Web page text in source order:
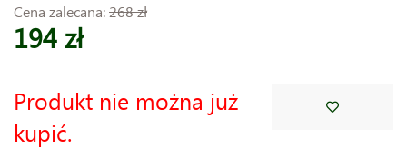
Cena zalecana:268 zł
194 zł
Produkt nie można już
kupić.